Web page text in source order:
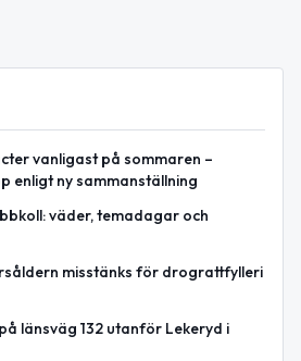
vanligast på sommaren –
enligt ny sammanställning
väder, temadagar och
misstänks för drograttfylleri
länsväg 132 utanför Lekeryd i